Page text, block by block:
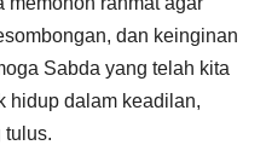
dan keinginan
Sabda yang telah kita
hidup dalam keadilan,
tulus.